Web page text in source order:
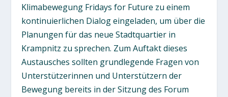
Klimabewegung Fridays for Future zu einem
kontinuierlichen Dialog eingeladen, um über die
Planungen für das neue Stadtquartier in
Krampnitz zu sprechen. Zum Auftakt dieses
Austausches sollten grundlegende Fragen von
Unterstützerinnen und Unterstützern der
Bewegung bereits in der Sitzung des Forum